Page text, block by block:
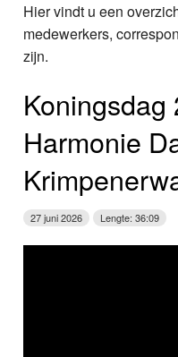
Hier vindt u een
medewerkers,
zijn.
Koningsdag
Harmonie
27 juni 2026 Lengte: 36:09